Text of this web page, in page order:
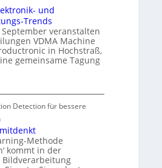
und
Trends
veranstalten
VDMA Machine
in Hochstraß,
gemeinsame Tagung
Detection für bessere
Methode
kommt in der